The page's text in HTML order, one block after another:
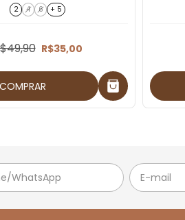
2 4 6 + 5
R$35,00
COMPRAR